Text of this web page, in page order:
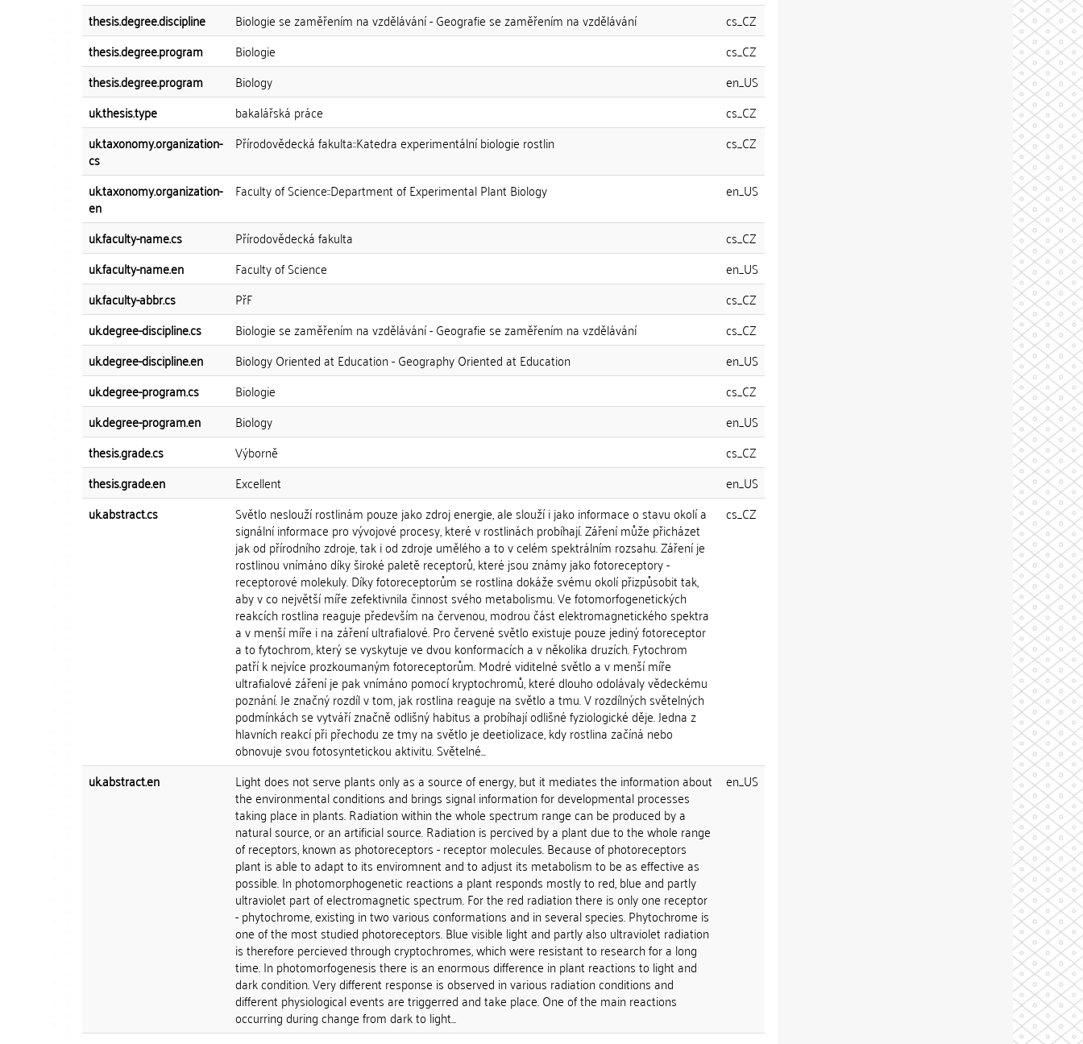
thesis.degree.discipline
Biologie se zaměřením na vzdělávání - Geografie se zaměřením na vzdělávání
cs_CZ
thesis.degree.program
Biologie
cs_CZ
thesis.degree.program
Biology
en_US
uk.thesis.type
bakalářská práce
cs_CZ
uk.taxonomy.organization-
cs
Přírodovědecká fakulta::Katedra experimentální biologie rostlin cs_CZ
uk.taxonomy.organization-
en
Faculty of Science::Department of Experimental Plant Biology en_US
uk.faculty-name.cs Přírodovědecká fakulta
cs_CZ
uk.faculty-name.en
Faculty of Science
en_US
uk.faculty-abbr.cs
PřF
cs_CZ
uk.degree-discipline.cs
Biologie se zaměřením na vzdělávání - Geografie se zaměřením na vzdělávání
cs_CZ
uk.degree-discipline.en
Biology Oriented at Education - Geography Oriented at Education
en_US
uk.degree-program.cs
Biologie
cs_CZ
uk.degree-program.en
Biology
en_US
thesis.grade.cs
Výborně
cs_CZ
thesis.grade.en
Excellent
en_US
uk.abstract.cs
Světlo neslouží rostlinám pouze jako zdroj energie, ale slouží i jako informace o stavu okolí a
signální informace pro vývojové procesy, které v rostlinách probíhají. Záření může přicházet
jak od přírodního zdroje, tak i od zdroje umělého a to v celém spektrálním rozsahu. Záření je
rostlinou vnímáno díky široké paletě receptorů, které jsou známy jako fotoreceptory -
receptorové molekuly. Díky fotoreceptorům se rostlina dokáže svému okolí přizpůsobit tak,
aby v co největší míře zefektivnila činnost svého metabolismu. Ve fotomorfogenetických
reakcích rostlina reaguje především na červenou, modrou část elektromagnetického spektra
a v menší míře i na záření ultrafialové. Pro červené světlo existuje pouze jediný fotoreceptor
a to fytochrom, který se vyskytuje ve dvou konformacích a v několika druzích. Fytochrom
patří k nejvíce prozkoumaným fotoreceptorům. Modré viditelné světlo a v menší míře
ultrafialové záření je pak vnímáno pomocí kryptochromů, které dlouho odolávaly vědeckému
poznání. Je značný rozdíl v tom, jak rostlina reaguje na světlo a tmu. V rozdílných světelných
podmínkách se vytváří značně odlišný habitus a probíhají odlišné fyziologické děje. Jedna z
hlavních reakcí při přechodu ze tmy na světlo je deetiolizace, kdy rostlina začíná nebo
obnovuje svou fotosyntetickou aktivitu. Světelné...
cs_CZ
uk.abstract.en Light does not serve plants only as a source of energy, but it mediates the information about
the environmental conditions and brings signal information for developmental processes
taking place in plants. Radiation within the whole spectrum range can be produced by a
natural source, or an artificial source. Radiation is percived by a plant due to the whole range
of receptors, known as photoreceptors - receptor molecules. Because of photoreceptors
plant is able to adapt to its enviromnent and to adjust its metabolism to be as effective as
possible. In photomorphogenetic reactions a plant responds mostly to red, blue and partly
ultraviolet part of electromagnetic spectrum. For the red radiation there is only one receptor
- phytochrome, existing in two various conformations and in several species. Phytochrome is
one of the most studied photoreceptors. Blue visible light and partly also ultraviolet radiation
is therefore percieved through cryptochromes, which were resistant to research for a long
time. In photomorfogenesis there is an enormous difference in plant reactions to light and
dark condition. Very different response is observed in various radiation conditions and
different physiological events are triggerred and take place. One of the main reactions
occurring during change from dark to light...
en_US